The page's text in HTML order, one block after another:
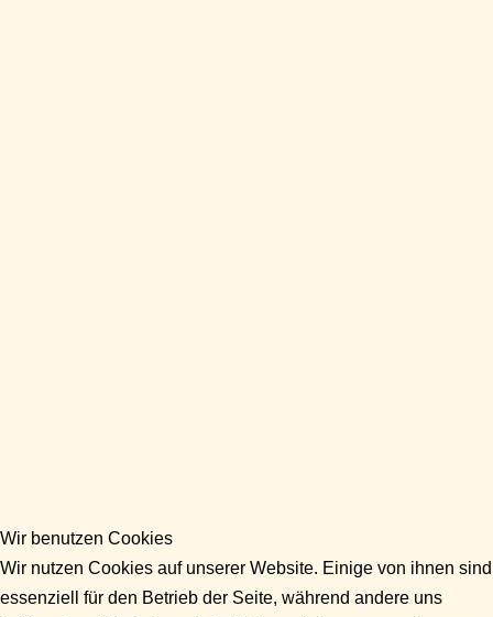
Wir benutzen Cookies
Wir nutzen Cookies auf unserer Website. Einige von ihnen sind
essenziell für den Betrieb der Seite, während andere uns